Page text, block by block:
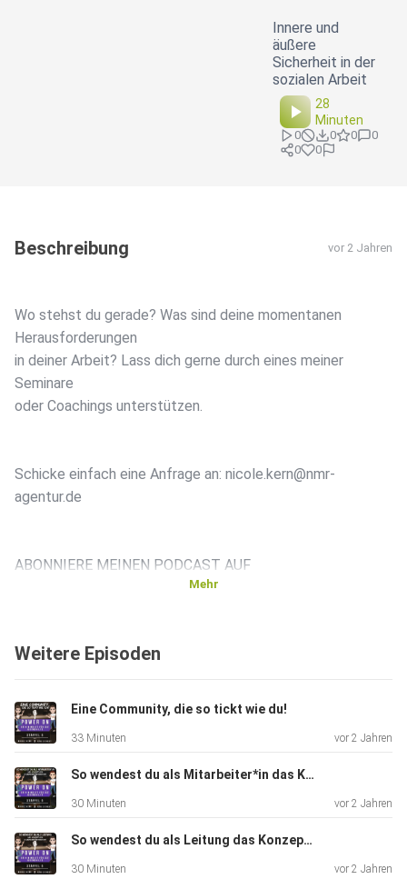
Innere und
äußere
Sicherheit in der
sozialen Arbeit
28
Minuten
0 0 0
0
0
0
Beschreibung vor 2 Jahren
Wo stehst du gerade? Was sind deine momentanen
Herausforderungen
in deiner Arbeit? Lass dich gerne durch eines meiner
Seminare
oder Coachings unterstützen.
Schicke einfach eine Anfrage an: nicole.kern@nmr-
agentur.de
ABONNIERE MEINEN PODCAST AUF
Podcast.de: https://www.podcast.de/podcast/752816/
Deezer: https://www.deezer.com/de/show/793372
ICH FREUE MICH ÜBER DEINEN BESUCH UND LIKE AUF
Mehr
Weitere Episoden
Eine Community, die so tickt wie du!
33 Minuten vor 2 Jahren
So wendest du als Mitarbeiter*in das Konzept der 6 Grundbedürfnisse an!
30 Minuten vor 2 Jahren
So wendest du als Leitung das Konzept der 6 Grundbedürfnisse an!
30 Minuten vor 2 Jahren